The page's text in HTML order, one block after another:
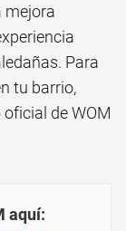
mejora
Para
tu barrio,
de WOM
aquí: